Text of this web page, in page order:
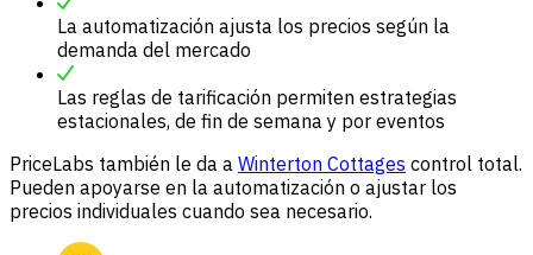
La automatización ajusta los precios según la
demanda del mercado
Las reglas de tarificación permiten estrategias
estacionales, de fin de semana y por eventos
PriceLabs también le da a Winterton Cottages control total.
Pueden apoyarse en la automatización o ajustar los
precios individuales cuando sea necesario.